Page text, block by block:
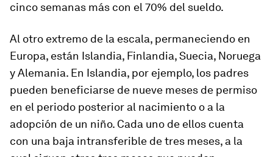
cinco semanas más con el 70% del sueldo.
Al otro extremo de la escala, permaneciendo en
Europa, están Islandia, Finlandia, Suecia, Noruega
y Alemania. En Islandia, por ejemplo, los padres
pueden beneficiarse de nueve meses de permiso
en el periodo posterior al nacimiento o a la
adopción de un niño. Cada uno de ellos cuenta
con una baja intransferible de tres meses, a la